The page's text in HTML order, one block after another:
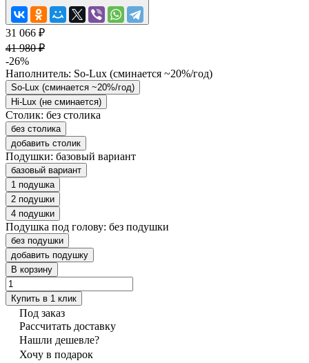
31 066 ₽
41 980 ₽
-26%
Наполнитель: So-Lux (cминается ~20%/год)
So-Lux (cминается ~20%/год)
Hi-Lux (не сминается)
Столик: без столика
без столика
добавить столик
Подушки: базовый вариант
базовый вариант
1 подушка
2 подушки
4 подушки
Подушка под голову: без подушки
без подушки
добавить подушку
В корзину
Купить в 1 клик
Под заказ
Рассчитать доставку
Нашли дешевле?
Хочу в подарок